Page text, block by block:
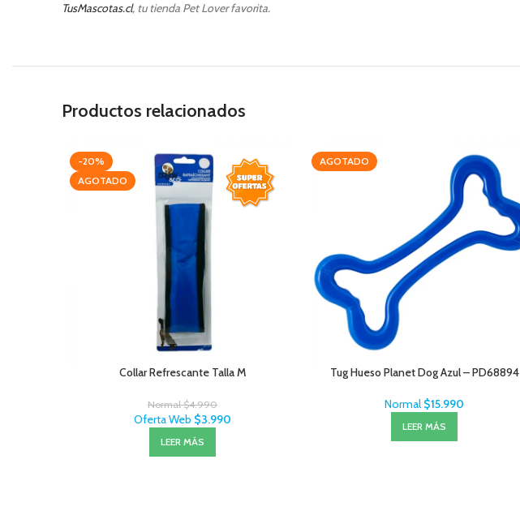
TusMascotas.cl, tu tienda Pet Lover favorita.
Productos relacionados
-20%
AGOTADO
Collar Refrescante Talla M
Normal$4.990
Oferta Web $3.990
LEER MÁS
AGOTADO
Tug Hueso Planet Dog Azul – PD68894
Normal $15.990
LEER MÁS